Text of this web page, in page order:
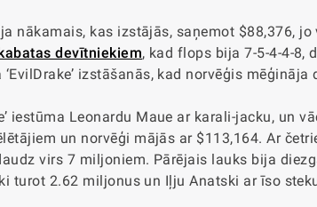
nākamais, kas izstājās, saņemot $88,376,
devītniekiem, kad flops bija 7-5-4-4-8,
izstāšanās, kad norvēģis
iestūma Leonardu Maue ar karali-jacku, un
un norvēģi mājās ar $113,164. Ar
virs 7 miljoniem. Pārējais lauks bija
turot 2.62 miljonus un Iļju Anatski ar īso